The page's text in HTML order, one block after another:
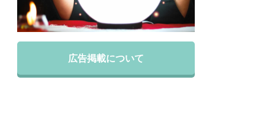
広告掲載について